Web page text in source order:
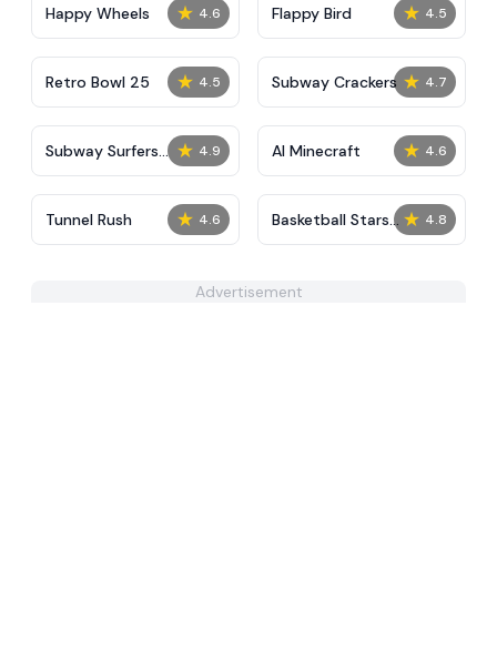
★ 4.6
Happy Wheels ★ 4.5
Flappy Bird
★ 4.5
Retro Bowl 25 ★ 4.7
Subway Crackers
★ 4.9
Subway Surfers
Unblocked
★ 4.6
AI Minecraft
★ 4.6
Tunnel Rush ★ 4.8
Basketball Stars
Unblocked
Advertisement